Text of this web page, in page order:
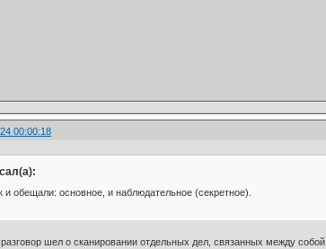
00:00:18
и обещали: основное, и наблюдательное (секретное).
шел о сканировании отдельных дел, связанных между собой.